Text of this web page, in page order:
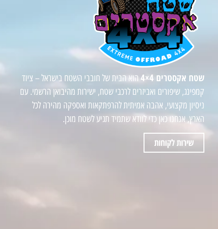
שטח אקסטרים 4×4
הוא הבית של חובבי השטח בישראל – ציוד
קמפינג, שיפורים ואביזרים לרכבי שטח, ישירות מהיבואן הרשמי. עם
ניסיון מקצועי, אהבה אמיתית להרפתקאות ואספקה מהירה לכל
הארץ, אנחנו כאן כדי לוודא שתמיד תגיע לשטח מוכן.
שירות לקוחות